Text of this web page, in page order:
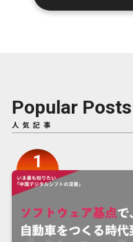
Popular Posts
人気記事